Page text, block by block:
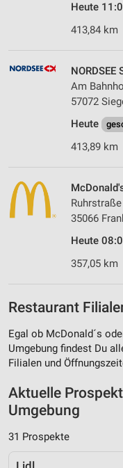
Heute
413,84 km
Am
57072
Heute
413,89 km
35066
Heute
357,05 km
Restaurant
Egal ob McDonald´s
Umgebung findest Du
Filialen und
Aktuelle
Umgebung
31 Prospekte